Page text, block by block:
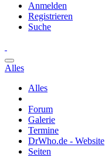
Anmelden
Registrieren
Suche
Alles
Alles
Forum
Galerie
Termine
DrWho.de - Website
Seiten